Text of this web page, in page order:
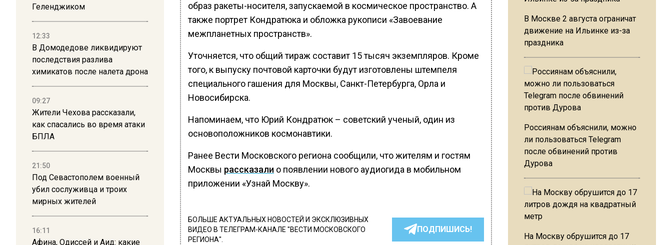
Геленджиком
12:33
В Домодедове ликвидируют
последствия разлива
химикатов после налета дрона
09:27
Жители Чехова рассказали,
как спасались во время атаки
БПЛА
21:50
Под Севастополем военный
убил сослуживца и троих
мирных жителей
16:11
Афина, Одиссей и Аид: какие
образ ракеты-носителя, запускаемой в космическое пространство. А
также портрет Кондратюка и обложка рукописи «Завоевание
межпланетных пространств».
Уточняется, что общий тираж составит 15 тысяч экземпляров. Кроме
того, к выпуску почтовой карточки будут изготовлены штемпеля
специального гашения для Москвы, Санкт-Петербурга, Орла и
Новосибирска.
Напоминаем, что Юрий Кондратюк – советский ученый, один из
основоположников космонавтики.
Ранее Вести Московского региона сообщили, что жителям и гостям
Москвы рассказали о появлении нового аудиогида в мобильном
приложении «Узнай Москву».
БОЛЬШЕ АКТУАЛЬНЫХ НОВОСТЕЙ И ЭКСКЛЮЗИВНЫХ
ВИДЕО В ТЕЛЕГРАМ-КАНАЛЕ "ВЕСТИ МОСКОВСКОГО
РЕГИОНА".
ПОДПИШИСЬ!
В Москве 2 августа ограничат
движение на Ильинке из-за
праздника
Россиянам объяснили, можно
ли пользоваться Telegram
после обвинений против
Дурова
На Москву обрушится до 17